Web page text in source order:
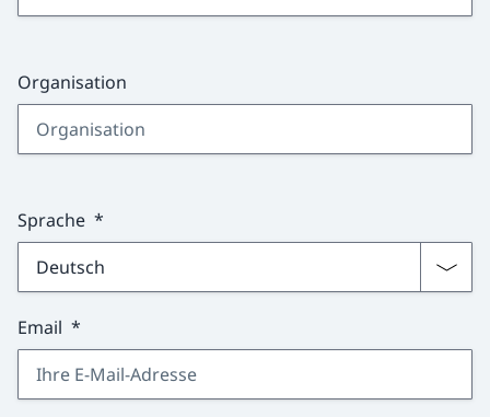
Organisation
Sprache
Email